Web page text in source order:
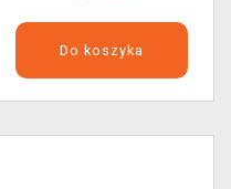
Do koszyka